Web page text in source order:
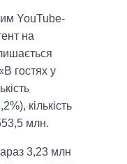
YouTube-
на
гостях у
кількість
млн.
3,23 млн